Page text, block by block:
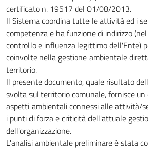
certificato n. 19517 del 01/08/2013.
Il Sistema coordina tutte le attività ed i
competenza e ha funzione di indirizzo
controllo e influenza legittimo dell'Ente)
coinvolte nella gestione ambientale
territorio.
Il presente documento, quale risultato
svolta sul territorio comunale, fornisce un
aspetti ambientali connessi alle attività/
i punti di forza e criticità dell'attuale
dell'organizzazione.
L'analisi ambientale preliminare è stata